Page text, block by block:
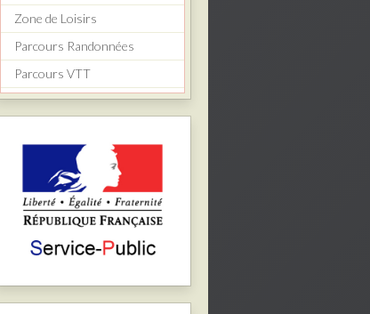
Zone de Loisirs
Parcours Randonnées
Parcours VTT